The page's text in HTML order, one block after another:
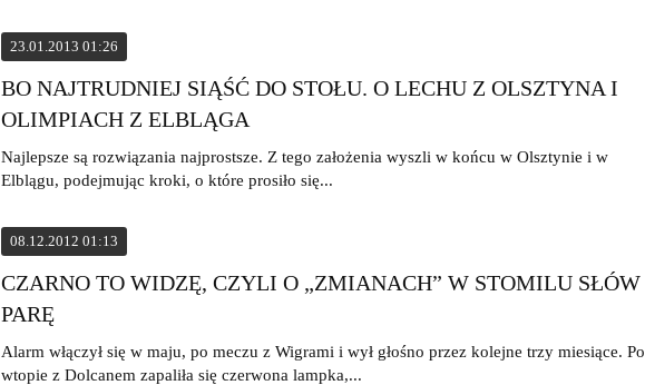
23.01.2013 01:26
BO NAJTRUDNIEJ SIĄŚĆ DO STOŁU. O LECHU Z OLSZTYNA I
OLIMPIACH Z ELBLĄGA
Najlepsze są rozwiązania najprostsze. Z tego założenia wyszli w końcu w Olsztynie i w
Elblągu, podejmując kroki, o które prosiło się...
08.12.2012 01:13
CZARNO TO WIDZĘ, CZYLI O „ZMIANACH” W STOMILU SŁÓW
PARĘ
Alarm włączył się w maju, po meczu z Wigrami i wył głośno przez kolejne trzy miesiące. Po
wtopie z Dolcanem zapaliła się czerwona lampka,...